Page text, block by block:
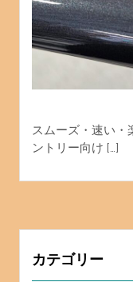
スムーズ・速い・
ントリー向け […]
カテゴリー